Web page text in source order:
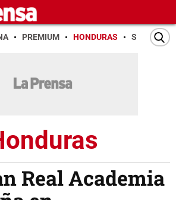
PREMIUM HONDURAS SAN PEDRO
Real Academia